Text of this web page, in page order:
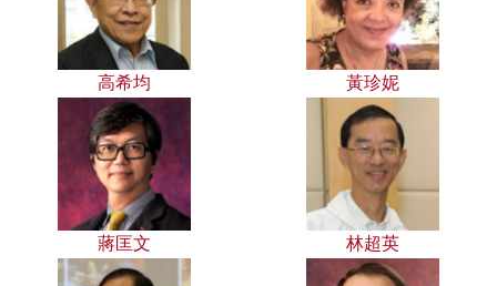
高希均 黃珍妮
蔣匡文 林超英